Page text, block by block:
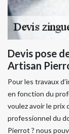
Devis pose
Artisan
Pour les travaux
en fonction du
voulez avoir le prix
professionnel du
Pierrot ? nous